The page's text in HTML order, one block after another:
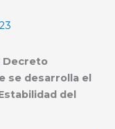
Decreto
se desarrolla el
del